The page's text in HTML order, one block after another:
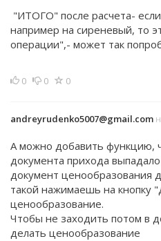
"ИТОГО" после расчета-
например на сиреневый, то
операции",- может так
0 0 0
andreyrudenko5007@gmail.com
А можно добавить функцию,
документа прихода
документ ценообразования
такой нажимаешь на кнопку
ценообразование.
Чтобы не заходить потом в
делать ценообразование